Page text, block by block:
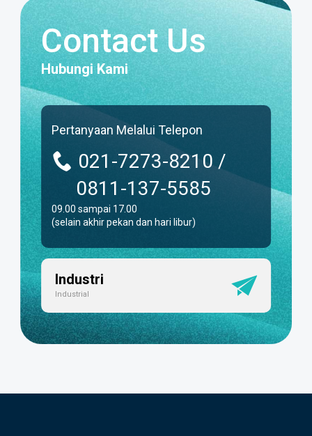
Contact Us
Hubungi Kami
Pertanyaan Melalui Telepon
021-7273-8210 /
0811-137-5585
09.00 sampai 17.00
(selain akhir pekan dan hari libur)
Industri
Industrial